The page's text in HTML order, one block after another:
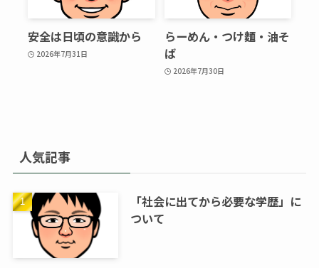
安全は日頃の意識から
2026年7月31日
らーめん・つけ麵・油そ
ば
2026年7月30日
人気記事
「社会に出てから必要な学歴」に
ついて